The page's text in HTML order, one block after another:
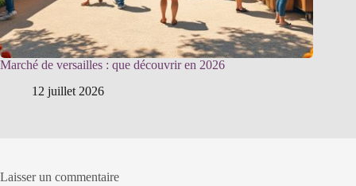
Marché de versailles : que découvrir en 2026
12 juillet 2026
Laisser un commentaire